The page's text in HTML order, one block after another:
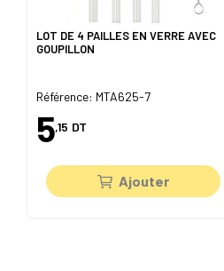
LOT DE 4 PAILLES EN VERRE AVEC
GOUPILLON
Référence: MTA625-7
5,15 DT
Ajouter